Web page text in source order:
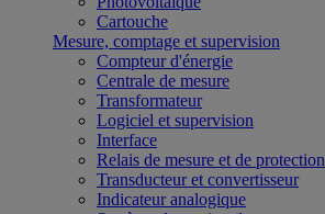
Cartouche
Mesure, comptage et supervision
Compteur d'énergie
Centrale de mesure
Transformateur
Logiciel et supervision
Interface
Relais de mesure et de protection
Transducteur et convertisseur
Indicateur analogique